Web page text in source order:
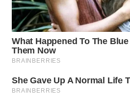
BINTAN
WN
MANDALIKA
LIKUPANG